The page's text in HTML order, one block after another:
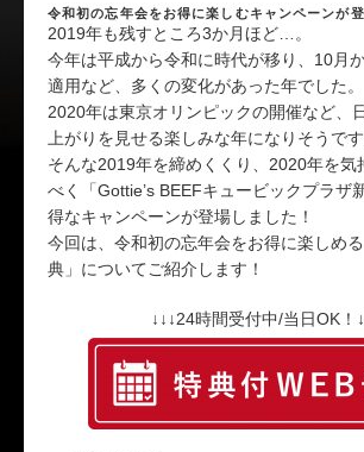
令和初の忘年会をお得に楽しむキャンペーンが
2019年も残すところ3か月ほど…。
今年は平成から令和に時代が移り、10月
適用など、多くの変化があった年でした。
2020年は東京オリンピックの開催など、
上がりを見せる楽しみな年になりそうで
そんな2019年を締めくくり、2020年を気
べく「Gottie’s BEEFキュービックプラザ
得なキャンペーンが登場しました！
今回は、令和初の忘年会をお得に楽しめ
典」についてご紹介します！
↓↓↓24時間受付中/当日OK！